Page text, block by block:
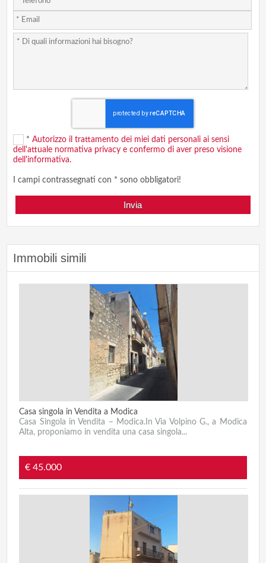
*Autorizzo il trattamento dei miei dati personali ai sensi
dell'attuale normativa privacy e confermo di aver preso visione
dell'informativa.
I campi contrassegnati con * sono obbligatori!
Immobili simili
Casa singola in Vendita a Modica
Casa Singola in Vendita – Modica.In Via Volpino G., a Modica
Alta, proponiamo in vendita una casa singola...
€ 45.000